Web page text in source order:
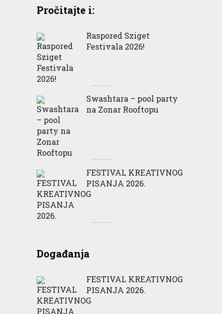
Pročitajte i:
Raspored Sziget
Festivala 2026!
Swashtara – pool party
na Zonar Rooftopu
FESTIVAL KREATIVNOG
PISANJA 2026.
Događanja
FESTIVAL KREATIVNOG
PISANJA 2026.